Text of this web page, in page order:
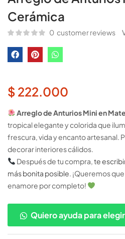
Cerámica
0 customer reviews
$ 222.000
Arreglo de Anturios Mini en
tropical elegante y colorida que
frescura, vida y encanto artesanal.
decorar interiores cálidos.
Después de tu compra, te
más bonita posible . ¡Queremos
enamore por completo!
Quiero ayuda para